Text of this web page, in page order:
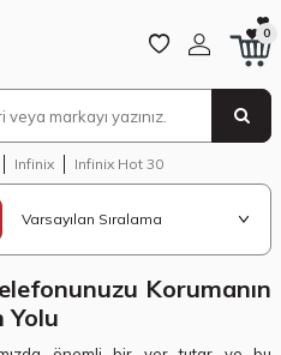
0
Infinix Infinix Hot 30
Korumanın
Yolu